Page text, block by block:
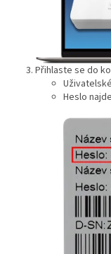
Přihlaste se do
Heslo